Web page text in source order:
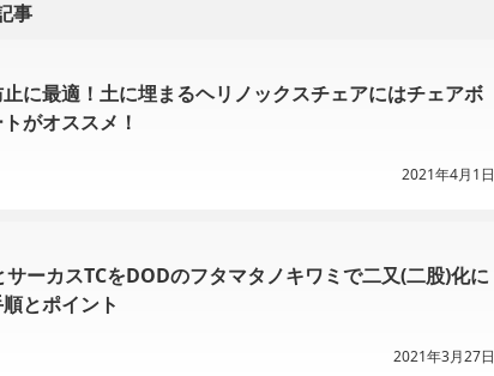
事
に最適！土に埋まるヘリノックスチェアにはチェアボ
がオススメ！
2021年4月1日
サーカスTCをDODのフタマタノキワミで二又(二股)化に
とポイント
2021年3月27日